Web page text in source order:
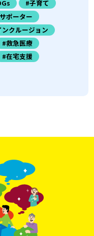
#子育て
ポーター
クルージョン
#救急医療
#在宅支援